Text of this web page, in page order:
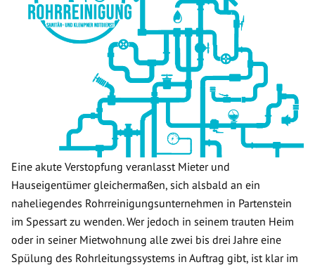
Eine akute Verstopfung veranlasst Mieter und
Hauseigentümer gleichermaßen, sich alsbald an ein
naheliegendes Rohrreinigungsunternehmen in Partenstein
im Spessart zu wenden. Wer jedoch in seinem trauten Heim
oder in seiner Mietwohnung alle zwei bis drei Jahre eine
Spülung des Rohrleitungssystems in Auftrag gibt, ist klar im